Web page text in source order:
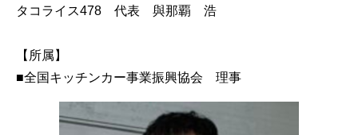
｜
ッ
チ
ン
タコライス478 代表 與那覇 浩
【所属】
■全国キッチンカー事業振興協会 理事